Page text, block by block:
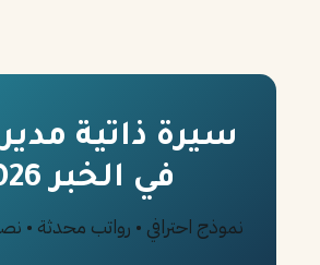
ES
FR
IN
سيرة ذاتية
في الخبر 2026
نموذج احترافي • رواتب محدثة •